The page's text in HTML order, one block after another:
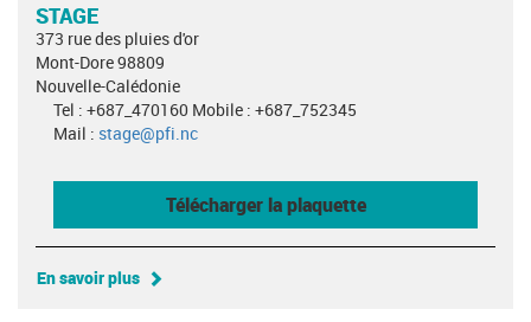
STAGE
373 rue des pluies d'or
Mont-Dore 98809
Nouvelle-Calédonie
Tel : +687_470160 Mobile : +687_752345
Mail : stage@pfi.nc
Télécharger la plaquette
En savoir plus